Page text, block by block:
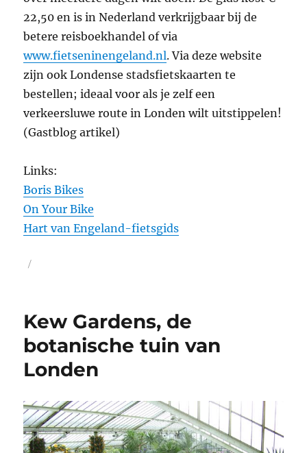
22,50 en is in Nederland verkrijgbaar bij de
betere reisboekhandel of via
www.fietseninengeland.nl. Via deze website
zijn ook Londense stadsfietskaarten te
bestellen; ideaal voor als je zelf een
verkeersluwe route in Londen wilt uitstippelen!
(Gastblog artikel)
Links:
Boris Bikes
On Your Bike
Hart van Engeland-fietsgids
Geplaatst
Kew Gardens, de
botanische tuin van
Londen